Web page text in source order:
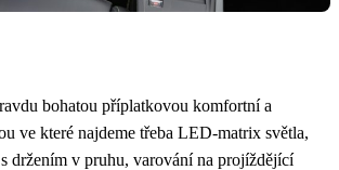
bohatou příplatkovou komfortní a
ve které najdeme třeba LED-matrix světla,
držením v pruhu, varování na projíždějící